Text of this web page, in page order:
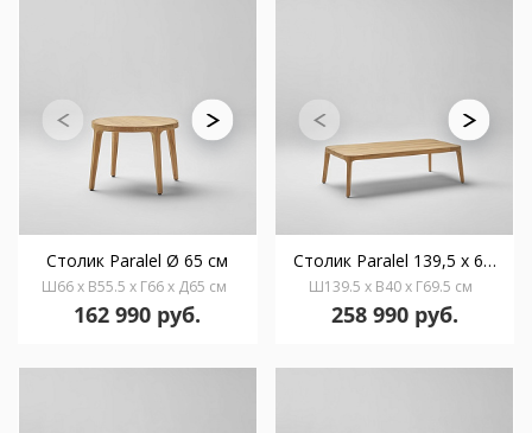
Столик Paralel Ø 65 см
Ш66 x В55.5 x Г66 x Д65 см
162 990 руб.
Столик Paralel 139,5 x 69,5 см
Ш139.5 x В40 x Г69.5 см
258 990 руб.